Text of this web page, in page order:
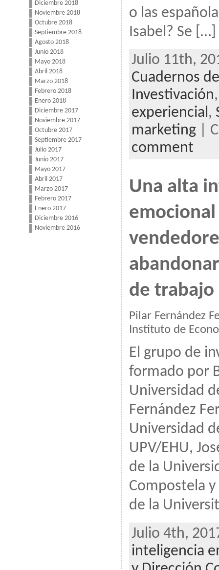
Diciembre 2018
Noviembre 2018
Octubre 2018
Septiembre 2018
Agosto 2018
Junio 2018
Mayo 2018
Abril 2018
Marzo 2018
Febrero 2018
Enero 2018
Diciembre 2017
Noviembre 2017
Octubre 2017
Septiembre 2017
Julio 2017
Junio 2017
Mayo 2017
Abril 2017
Marzo 2017
Febrero 2017
Enero 2017
Diciembre 2016
Noviembre 2016
o las
Isabel? Se […]
Julio 11th,
Cuadernos
Investivación
experiencial,
marketing |
comment
Una alta
de trabajo
Pilar Fernández
Instituto de
El grupo de
formado por
Universidad
Fernández
Universidad
UPV/EHU,
de la
Compostela
de la
Julio 4th,
inteligencia